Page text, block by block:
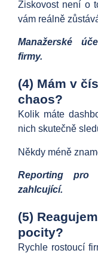
Ziskovost není o
vám reálně
Manažerské
firmy.
(4) Mám v
chaos?
Kolik máte
nich skutečně
Někdy méně
Reporting
zahlcující.
(5)
pocity?
Rychle rostoucí